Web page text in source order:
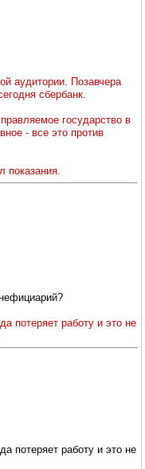
аудитории. Позавчера
сбербанк.
государство в
- все это против
показания.
потеряет работу и это не
потеряет работу и это не